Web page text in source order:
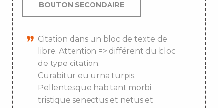
BOUTON SECONDAIRE
Citation dans un bloc de texte de
libre. Attention => différent du bloc
de type citation.
Curabitur eu urna turpis.
Pellentesque habitant morbi
tristique senectus et netus et